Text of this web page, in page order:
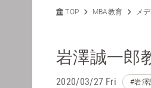
TOP MBA教育 メ
岩澤誠一郎
2020/03/27 Fri #岩澤